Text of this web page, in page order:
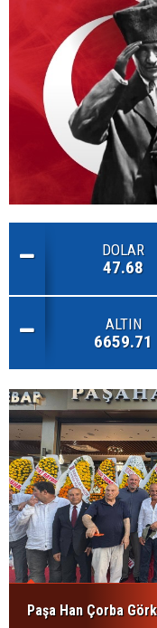
DOLAR
47.68
ALTIN
6659.71
Paşa Han Çorba